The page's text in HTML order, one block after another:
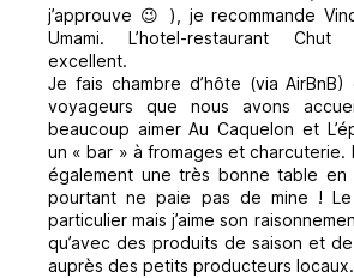
j’approuve 😉 ), je recommande
Umami. L’hotel-restaurant
excellent.
Je fais chambre d’hôte (via
voyageurs que nous avons
beaucoup aimer Au Caquelon et
un « bar » à fromages et charcuterie.
également une très bonne table en
pourtant ne paie pas de mine !
particulier mais j’aime son
qu’avec des produits de saison et de
auprès des petits producteurs locaux.